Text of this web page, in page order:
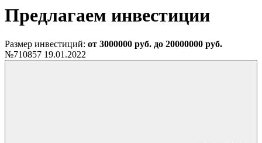
Предлагаем инвестиции
Размер инвестиций: от 3000000 руб. до 20000000 руб.
№710857 19.01.2022